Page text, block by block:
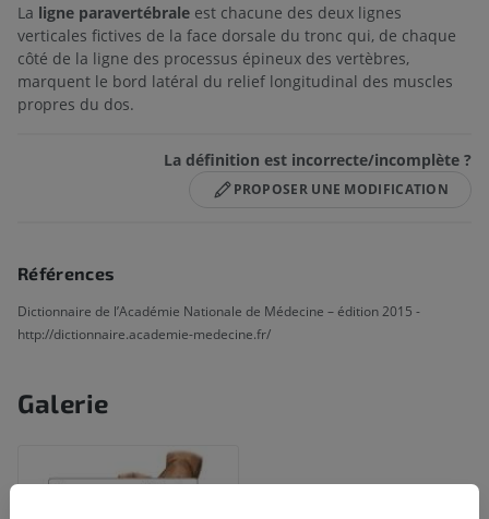
La ligne paravertébrale est chacune des deux lignes
verticales fictives de la face dorsale du tronc qui, de chaque
côté de la ligne des processus épineux des vertèbres,
marquent le bord latéral du relief longitudinal des muscles
propres du dos.
La définition est incorrecte/incomplète ?
PROPOSER UNE MODIFICATION
Références
Dictionnaire de l’Académie Nationale de Médecine – édition 2015 -
http://dictionnaire.academie-medecine.fr/
Galerie